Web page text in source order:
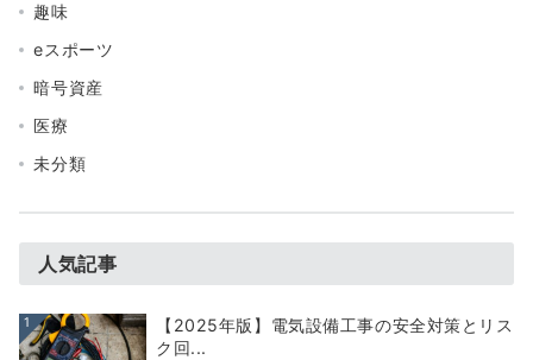
趣味
eスポーツ
暗号資産
医療
未分類
人気記事
1
【2025年版】電気設備工事の安全対策とリス
ク回...